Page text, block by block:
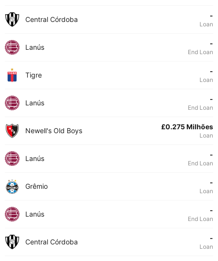
Central Córdoba -
Loan
Lanús -
End Loan
Tigre -
Loan
Lanús -
End Loan
Newell's Old Boys £0.275 Milhões
Loan
Lanús -
End Loan
Grêmio -
Loan
Lanús -
End Loan
Central Córdoba -
Loan